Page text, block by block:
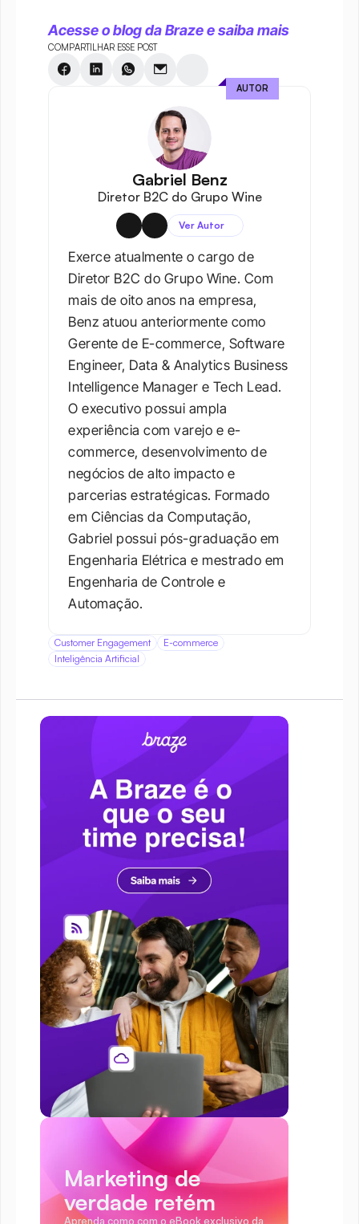
Acesse o blog da Braze e saiba mais
Customer Engagement
E-commerce
Inteligência Artificial
COMPARTILHAR ESSE POST
Gabriel Benz
Diretor B2C do Grupo Wine
Ver Autor
Exerce atualmente o cargo de
Diretor B2C do Grupo Wine. Com
mais de oito anos na empresa,
Benz atuou anteriormente como
Gerente de E-commerce, Software
Engineer, Data & Analytics Business
Intelligence Manager e Tech Lead.
O executivo possui ampla
experiência com varejo e e-
commerce, desenvolvimento de
negócios de alto impacto e
parcerias estratégicas. Formado
em Ciências da Computação,
Gabriel possui pós-graduação em
Engenharia Elétrica e mestrado em
Engenharia de Controle e
Automação.
AUTOR
Marketing de
verdade retém
Aprenda como com o eBook exclusivo da